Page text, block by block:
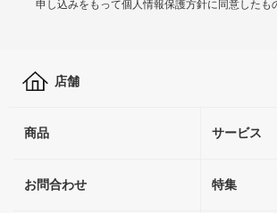
申し込みをもって個人情報保護方針に同意したも
店舗
商品 サービス
お問合わせ 特集